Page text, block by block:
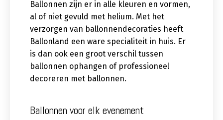
Ballonnen zijn er in alle kleuren en vormen,
al of niet gevuld met helium. Met het
verzorgen van ballonnendecoraties heeft
Ballonland een ware specialiteit in huis. Er
is dan ook een groot verschil tussen
ballonnen ophangen of professioneel
decoreren met ballonnen.
Ballonnen voor elk evenement